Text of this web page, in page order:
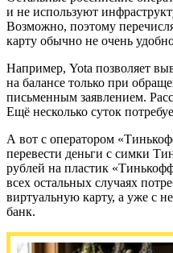
и не используют
Возможно, поэтому
карту обычно не очень
Например, Yota позволяет
на балансе только при
письменным заявлением.
Ещё несколько суток
А вот с оператором
перевести деньги с симки
рублей на пластик
всех остальных случаях
виртуальную карту, а уже с
банк.